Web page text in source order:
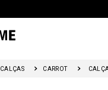
CALÇAS CARROT